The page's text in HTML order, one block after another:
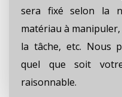
sera fixé selon la
matériau à manipuler,
la tâche, etc. Nous
quel que soit
raisonnable.